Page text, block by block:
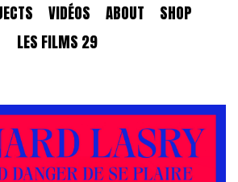
VIDÉOS ABOUT
SHOP
LES FILMS 29